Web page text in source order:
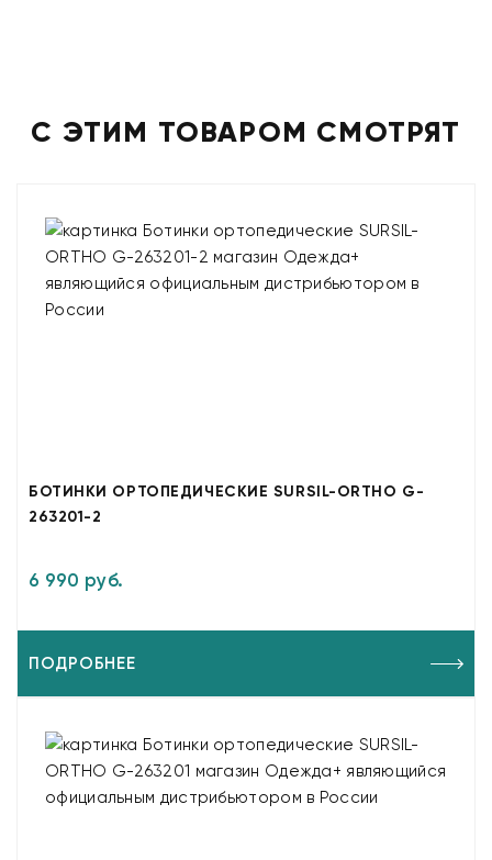
С ЭТИМ ТОВАРОМ СМОТРЯТ
БОТИНКИ ОРТОПЕДИЧЕСКИЕ SURSIL-ORTHO G-
263201-2
6 990 руб.
ПОДРОБНЕЕ